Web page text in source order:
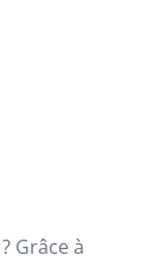
Grâce à